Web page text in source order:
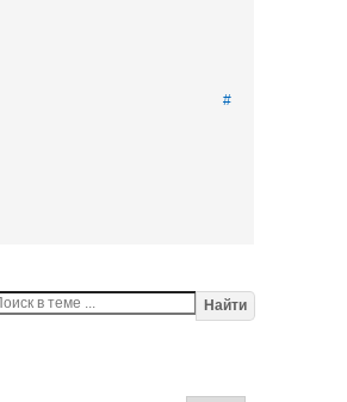
#
Найти